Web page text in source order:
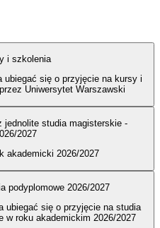
i szkolenia
ubiegać się o przyjęcie na kursy i
Uniwersytet Warszawski
jednolite studia magisterskie -
2027
akademicki 2026/2027
podyplomowe 2026/2027
ubiegać się o przyjęcie na studia
w roku akademickim 2026/2027